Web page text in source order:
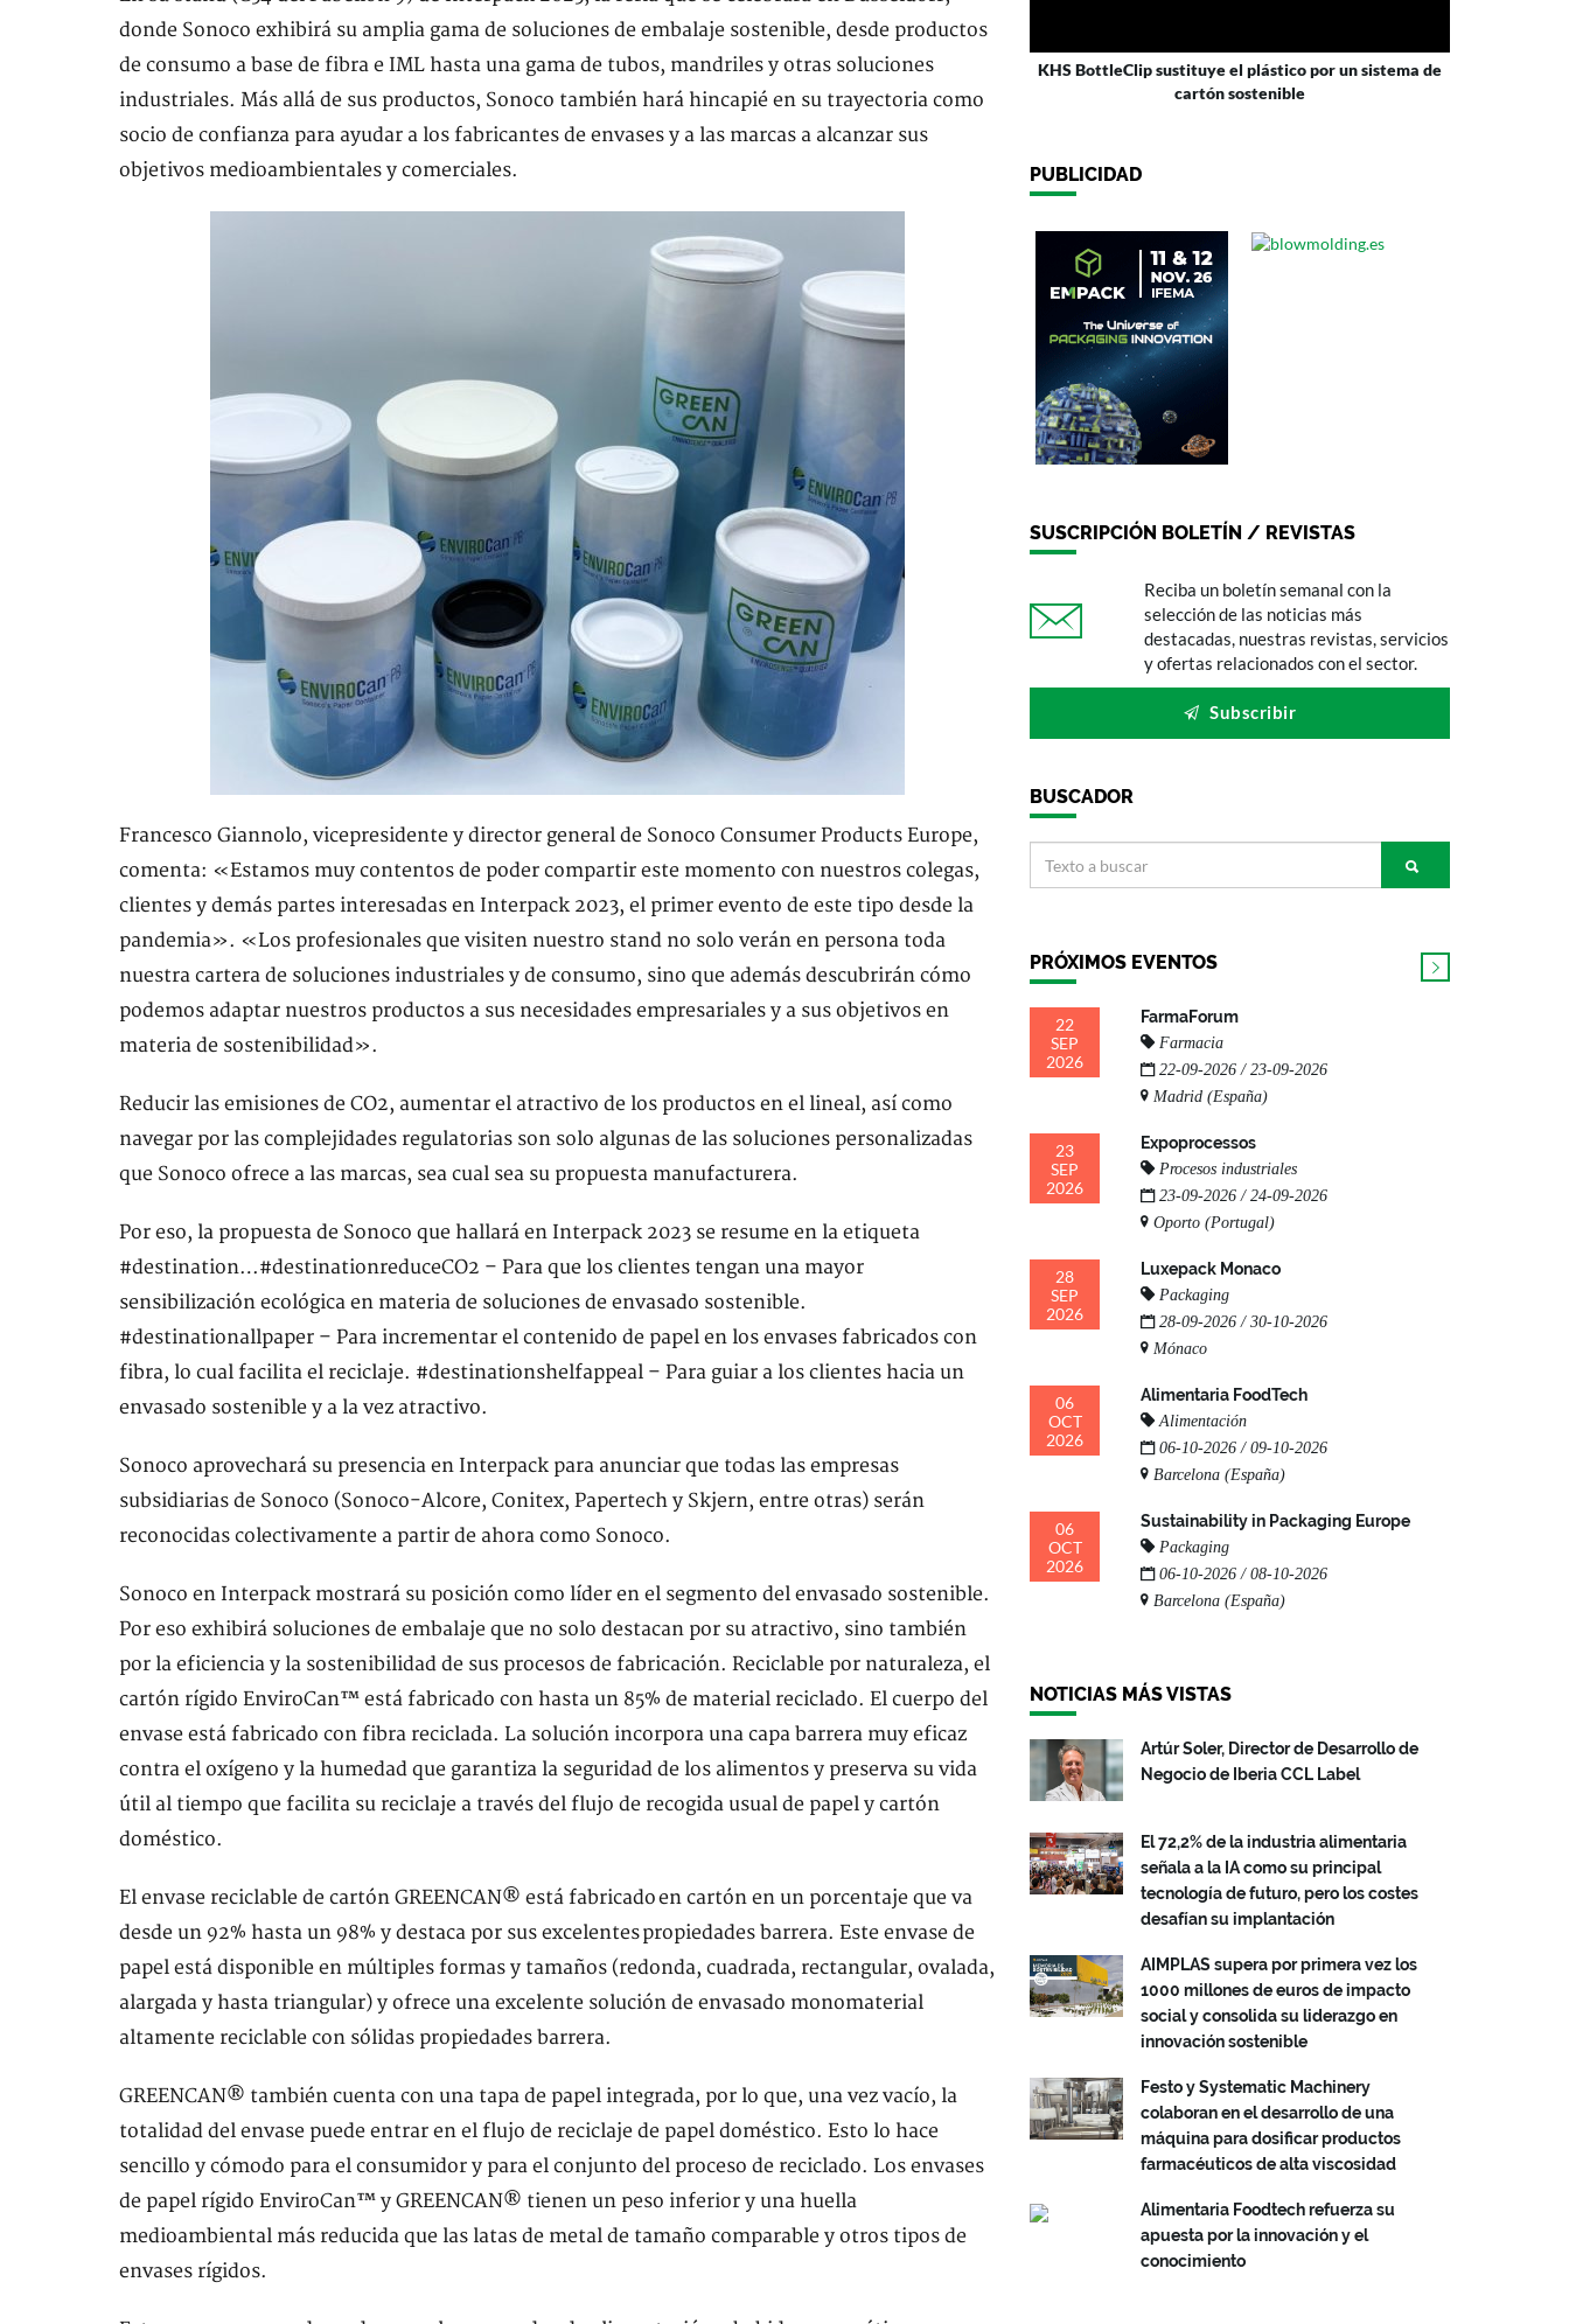
donde Sonoco exhibirá su amplia gama de soluciones de embalaje sostenible, desde productos
de consumo a base de fibra e IML hasta una gama de tubos, mandriles y otras soluciones
industriales. Más allá de sus productos, Sonoco también hará hincapié en su trayectoria como
socio de confianza para ayudar a los fabricantes de envases y a las marcas a alcanzar sus
objetivos medioambientales y comerciales.
Francesco Giannolo, vicepresidente y director general de Sonoco Consumer Products Europe,
comenta: «Estamos muy contentos de poder compartir este momento con nuestros colegas,
clientes y demás partes interesadas en Interpack 2023, el primer evento de este tipo desde la
pandemia». «Los profesionales que visiten nuestro stand no solo verán en persona toda
nuestra cartera de soluciones industriales y de consumo, sino que además descubrirán cómo
podemos adaptar nuestros productos a sus necesidades empresariales y a sus objetivos en
materia de sostenibilidad».
Reducir las emisiones de CO2, aumentar el atractivo de los productos en el lineal, así como
navegar por las complejidades regulatorias son solo algunas de las soluciones personalizadas
que Sonoco ofrece a las marcas, sea cual sea su propuesta manufacturera.
Por eso, la propuesta de Sonoco que hallará en Interpack 2023 se resume en la etiqueta
#destination…#destinationreduceCO2 – Para que los clientes tengan una mayor
sensibilización ecológica en materia de soluciones de envasado sostenible.
#destinationallpaper – Para incrementar el contenido de papel en los envases fabricados con
fibra, lo cual facilita el reciclaje. #destinationshelfappeal – Para guiar a los clientes hacia un
envasado sostenible y a la vez atractivo.
Sonoco aprovechará su presencia en Interpack para anunciar que todas las empresas
subsidiarias de Sonoco (Sonoco-Alcore, Conitex, Papertech y Skjern, entre otras) serán
reconocidas colectivamente a partir de ahora como Sonoco.
Sonoco en Interpack mostrará su posición como líder en el segmento del envasado sostenible.
Por eso exhibirá soluciones de embalaje que no solo destacan por su atractivo, sino también
por la eficiencia y la sostenibilidad de sus procesos de fabricación. Reciclable por naturaleza, el
cartón rígido EnviroCan™ está fabricado con hasta un 85% de material reciclado. El cuerpo del
envase está fabricado con fibra reciclada. La solución incorpora una capa barrera muy eficaz
contra el oxígeno y la humedad que garantiza la seguridad de los alimentos y preserva su vida
útil al tiempo que facilita su reciclaje a través del flujo de recogida usual de papel y cartón
doméstico.
El envase reciclable de cartón GREENCAN® está fabricado en cartón en un porcentaje que va
desde un 92% hasta un 98% y destaca por sus excelentes propiedades barrera. Este envase de
papel está disponible en múltiples formas y tamaños (redonda, cuadrada, rectangular, ovalada,
alargada y hasta triangular) y ofrece una excelente solución de envasado monomaterial
altamente reciclable con sólidas propiedades barrera.
GREENCAN® también cuenta con una tapa de papel integrada, por lo que, una vez vacío, la
totalidad del envase puede entrar en el flujo de reciclaje de papel doméstico. Esto lo hace
sencillo y cómodo para el consumidor y para el conjunto del proceso de reciclado. Los envases
de papel rígido EnviroCan™ y GREENCAN® tienen un peso inferior y una huella
medioambiental más reducida que las latas de metal de tamaño comparable y otros tipos de
envases rígidos.
KHS BottleClip sustituye el plástico por un sistema de
cartón sostenible
PUBLICIDAD
SUSCRIPCIÓN BOLETÍN / REVISTAS
Reciba un boletín semanal con la
selección de las noticias más
destacadas, nuestras revistas, servicios
y ofertas relacionados con el sector.
Subscribir
BUSCADOR
PRÓXIMOS EVENTOS
22
SEP
2026
FarmaForum
Farmacia
22-09-2026 / 23-09-2026
Madrid (España)
23
SEP
2026
Expoprocessos
Procesos industriales
23-09-2026 / 24-09-2026
Oporto (Portugal)
28
SEP
2026
Luxepack Monaco
Packaging
28-09-2026 / 30-10-2026
Mónaco
06
OCT
2026
Alimentaria FoodTech
Alimentación
06-10-2026 / 09-10-2026
Barcelona (España)
06
OCT
2026
Sustainability in Packaging Europe
Packaging
06-10-2026 / 08-10-2026
Barcelona (España)
NOTICIAS MÁS VISTAS
Artúr Soler, Director de Desarrollo de
Negocio de Iberia CCL Label
El 72,2% de la industria alimentaria
señala a la IA como su principal
tecnología de futuro, pero los costes
desafían su implantación
AIMPLAS supera por primera vez los
1000 millones de euros de impacto
social y consolida su liderazgo en
innovación sostenible
Festo y Systematic Machinery
colaboran en el desarrollo de una
máquina para dosificar productos
farmacéuticos de alta viscosidad
Alimentaria Foodtech refuerza su
apuesta por la innovación y el
conocimiento